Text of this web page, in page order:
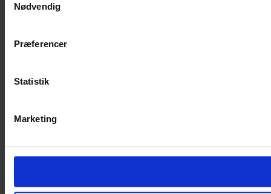
Nødvendig
Præferencer
Statistik
Marketing